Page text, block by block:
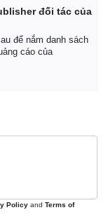
đối tác của
để nắm danh sách
cáo của
Policy and Terms of